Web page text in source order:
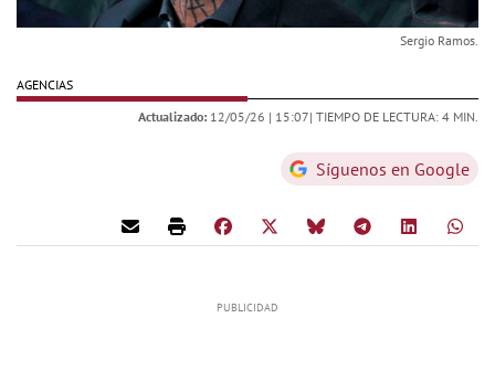
Sergio Ramos.
AGENCIAS
Actualizado: 12/05/26 | 15:07| TIEMPO DE LECTURA: 4 MIN.
Síguenos en Google